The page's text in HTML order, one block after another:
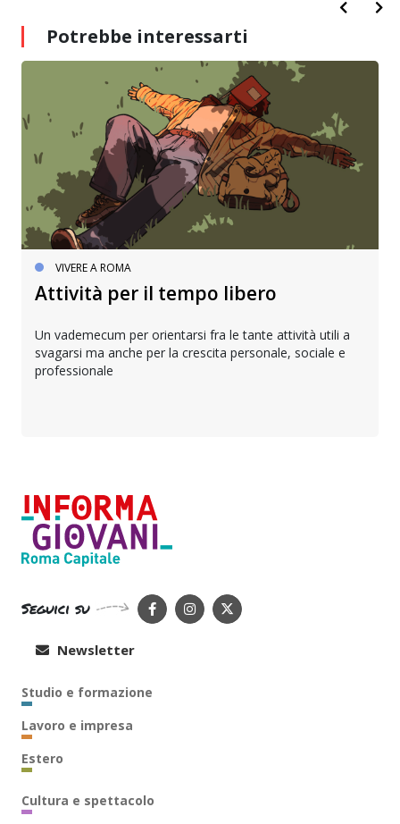
Potrebbe interessarti
VIVERE A ROMA
Attività per il tempo libero
Un vademecum per orientarsi fra le tante attività utili a
svagarsi ma anche per la crescita personale, sociale e
professionale
Seguici su
Newsletter
Studio e formazione
Lavoro e impresa
Estero
Cultura e spettacolo